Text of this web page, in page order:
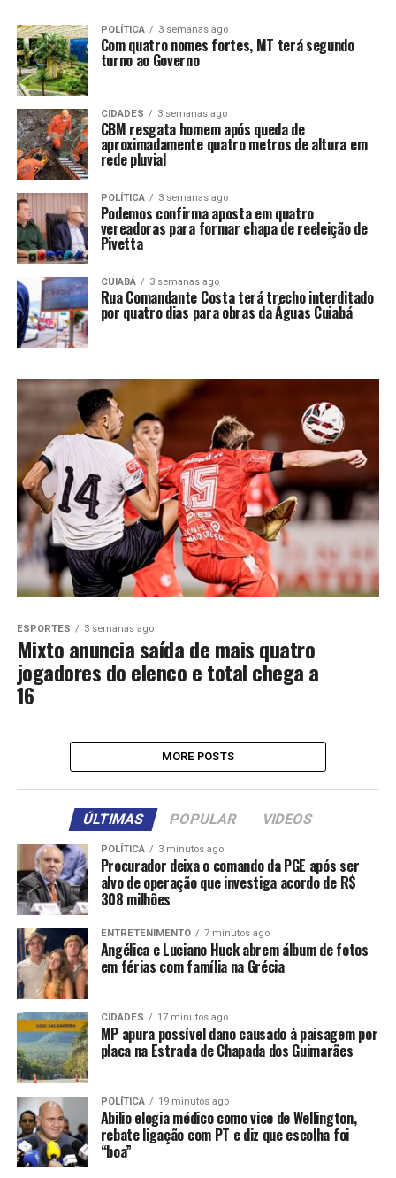
POLÍTICA 3 semanas ago
Com quatro nomes fortes, MT terá segundo
turno ao Governo
CIDADES 3 semanas ago
CBM resgata homem após queda de
aproximadamente quatro metros de altura em
rede pluvial
POLÍTICA 3 semanas ago
Podemos confirma aposta em quatro
vereadoras para formar chapa de reeleição de
Pivetta
CUIABÁ 3 semanas ago
Rua Comandante Costa terá trecho interditado
por quatro dias para obras da Águas Cuiabá
ESPORTES 3 semanas ago
Mixto anuncia saída de mais quatro
jogadores do elenco e total chega a
16
MORE POSTS
ÚLTIMAS POPULAR VIDEOS
POLÍTICA 3 minutos ago
Procurador deixa o comando da PGE após ser
alvo de operação que investiga acordo de R$
308 milhões
ENTRETENIMENTO 7 minutos ago
Angélica e Luciano Huck abrem álbum de fotos
em férias com família na Grécia
CIDADES 17 minutos ago
MP apura possível dano causado à paisagem por
placa na Estrada de Chapada dos Guimarães
POLÍTICA 19 minutos ago
Abilio elogia médico como vice de Wellington,
rebate ligação com PT e diz que escolha foi
“boa”